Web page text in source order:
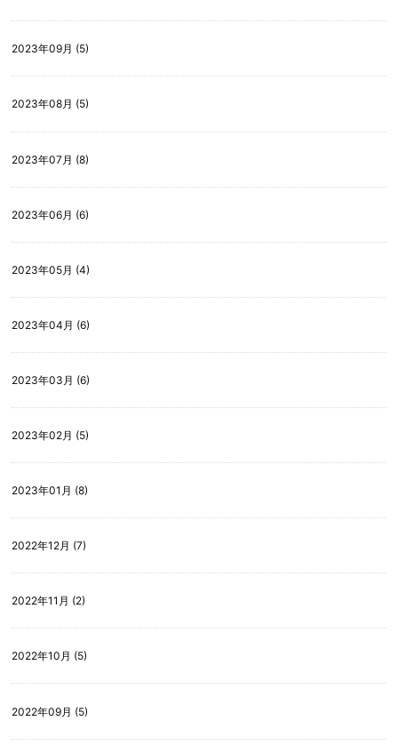
2023年09月 (5)
2023年08月 (5)
2023年07月 (8)
2023年06月 (6)
2023年05月 (4)
2023年04月 (6)
2023年03月 (6)
2023年02月 (5)
2023年01月 (8)
2022年12月 (7)
2022年11月 (2)
2022年10月 (5)
2022年09月 (5)